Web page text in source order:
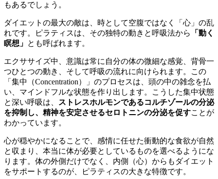
もあるでしょう。
ダイエットの最大の敵は、時として空腹ではなく「心」の乱
れです。ピラティスは、その独特の動きと呼吸法から
「動く
瞑想」 とも呼ばれます。
エクササイズ中、意識は常に自分の体の微細な感覚、背骨一
つひとつの動き、そして呼吸の流れに向けられます。この
「集中（Concentration）」のプロセスは、頭の中の雑念を払
い、マインドフルな状態を作り出します。こうした集中状態
と深い呼吸は、 ストレスホルモンであるコルチゾールの分泌
を抑制し、精神を安定させるセロトニンの分泌を促すことが
わかっています。
心が穏やかになることで、感情に任せた衝動的な食欲が自然
と収まり、本当に体が必要としているものを選べるようにな
ります。体の外側だけでなく、内側（心）からもダイエット
をサポートするのが、ピラティスの大きな特徴です。